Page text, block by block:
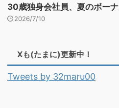
30歳独身会社員、夏のボー
2026/7/10
Xも(たまに)更新中！
Tweets by 32maru00